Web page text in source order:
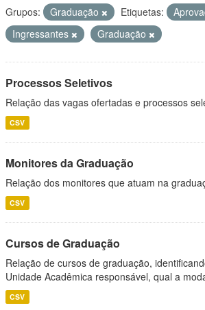
Grupos: Graduação Etiquetas:
Ingressantes
Graduação
Processos Seletivos
Relação das vagas ofertadas e processos
CSV
Monitores da Graduação
Relação dos monitores que atuam na
CSV
Cursos de Graduação
Relação de cursos de graduação,
Unidade Acadêmica responsável, qual a
CSV